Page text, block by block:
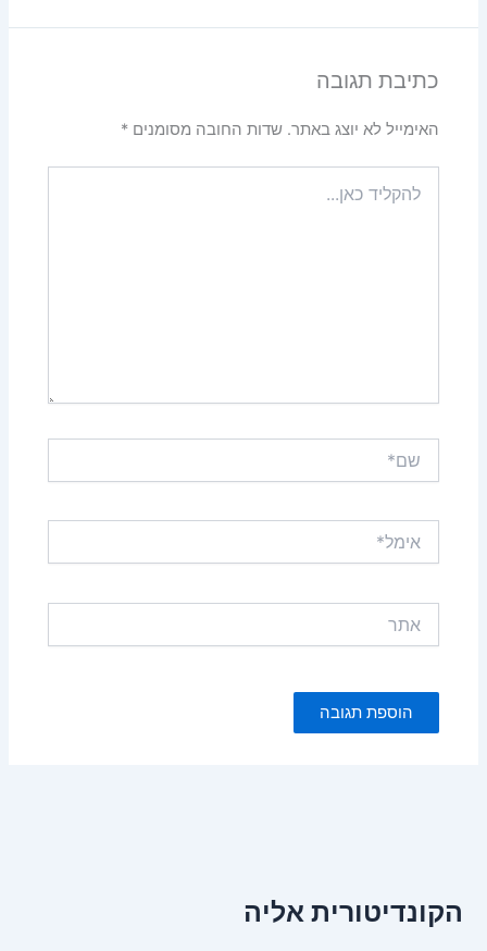
כתיבת תגובה
האימייל לא יוצג באתר. שדות החובה מסומנים*
כאן...
הקונדיטורית אליה